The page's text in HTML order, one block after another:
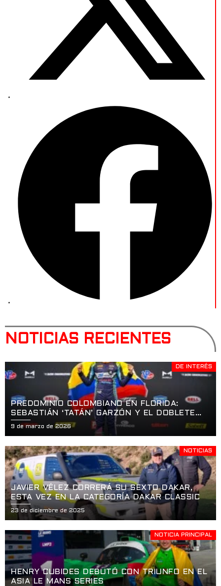
NOTICIAS RECIENTES
DE INTERÉS
PREDOMINIO COLOMBIANO EN FLORIDA:
SEBASTIÁN ‘TATÁN’ GARZÓN Y EL DOBLETE
HISTÓRICO EN LA APERTURA DE LA USF2000
EN ST. PETERSBURG
9 de marzo de 2026
NOTICIAS
JAVIER VÉLEZ CORRERÁ SU SEXTO DAKAR,
ESTA VEZ EN LA CATEGORÍA DAKAR CLASSIC
23 de diciembre de 2025
NOTICIA PRINCIPAL
HENRY CUBIDES DEBUTÓ CON TRIUNFO EN EL
ASIA LE MANS SERIES